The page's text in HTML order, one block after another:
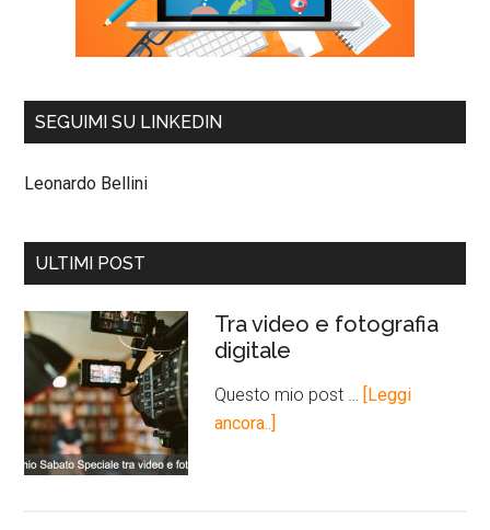
SEGUIMI SU LINKEDIN
Leonardo Bellini
ULTIMI POST
Tra video e fotografia
digitale
Questo mio post … [Leggi
ancora..]